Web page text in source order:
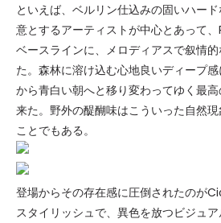
といえば、ベルリン仕込みの固いハー
意とするアーティストが中心とあって
ベースラインに、メロディアスで叙情
た。森林に溶け込む心地良いディープ
から青白い朝へと移り変わってゆく最
来た。野外の醍醐味はこういった自然
ことでもある。
登場からその存在感に圧倒されたのが
スタイリッシュで、異色を放つビジュ